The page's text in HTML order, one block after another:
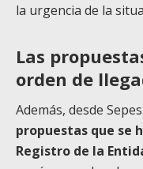
la urgencia de la
Las
orden de
Además, desde
propuestas que se
Registro de la